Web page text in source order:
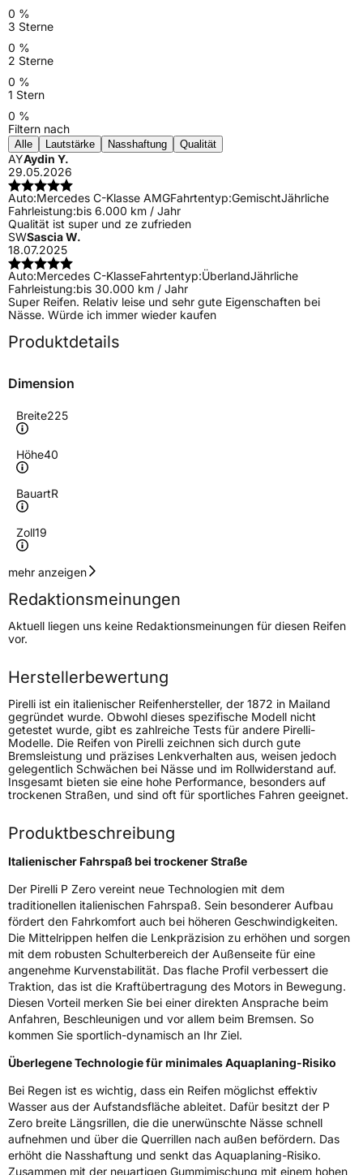
0 %
3 Sterne
0 %
2 Sterne
0 %
1 Stern
0 %
Filtern nach
Alle Lautstärke Nasshaftung Qualität
AYAydin Y.
29.05.2026
Auto:Mercedes C-Klasse AMGFahrtentyp:GemischtJährliche
Fahrleistung:bis 6.000 km / Jahr
Qualität ist super und ze zufrieden
SWSascia W.
18.07.2025
Auto:Mercedes C-KlasseFahrtentyp:ÜberlandJährliche
Fahrleistung:bis 30.000 km / Jahr
Super Reifen. Relativ leise und sehr gute Eigenschaften bei
Nässe. Würde ich immer wieder kaufen
Produktdetails
Dimension
Breite225
Höhe40
BauartR
Zoll19
Geschwindigkeitsindex
Höchstgeschwindigkeit
300 km/h
Lastindex93
Höchstlast650 kg
Generelle Merkmale
FahrzeugtypPKW
VerwendungSommerreifen
ModellnameP Zero LS
Weitere Eigenschaften
SchlauchtypTL
Zustand Neureifen
VerstärktXL
RunflatRFT
EU Label
EffizienzB
NasshaftungB
Rollgeräusch (Klasse)A
mehr anzeigen
Redaktionsmeinungen
Aktuell liegen uns keine Redaktionsmeinungen für diesen Reifen
vor.
Herstellerbewertung
Pirelli ist ein italienischer Reifenhersteller, der 1872 in Mailand
gegründet wurde. Obwohl dieses spezifische Modell nicht
getestet wurde, gibt es zahlreiche Tests für andere Pirelli-
Modelle. Die Reifen von Pirelli zeichnen sich durch gute
Bremsleistung und präzises Lenkverhalten aus, weisen jedoch
gelegentlich Schwächen bei Nässe und im Rollwiderstand auf.
Insgesamt bieten sie eine hohe Performance, besonders auf
trockenen Straßen, und sind oft für sportliches Fahren geeignet.
Produktbeschreibung
Italienischer Fahrspaß bei trockener Straße
Der Pirelli P Zero vereint neue Technologien mit dem
traditionellen italienischen Fahrspaß. Sein besonderer Aufbau
fördert den Fahrkomfort auch bei höheren Geschwindigkeiten.
Die Mittelrippen helfen die Lenkpräzision zu erhöhen und sorgen
mit dem robusten Schulterbereich der Außenseite für eine
angenehme Kurvenstabilität. Das flache Profil verbessert die
Traktion, das ist die Kraftübertragung des Motors in Bewegung.
Diesen Vorteil merken Sie bei einer direkten Ansprache beim
Anfahren, Beschleunigen und vor allem beim Bremsen. So
kommen Sie sportlich-dynamisch an Ihr Ziel.
Überlegene Technologie für minimales Aquaplaning-Risiko
Bei Regen ist es wichtig, dass ein Reifen möglichst effektiv
Wasser aus der Aufstandsfläche ableitet. Dafür besitzt der P
Zero breite Längsrillen, die die unerwünschte Nässe schnell
aufnehmen und über die Querrillen nach außen befördern. Das
erhöht die Nasshaftung und senkt das Aquaplaning-Risiko.
Zusammen mit der neuartigen Gummimischung mit einem hohen